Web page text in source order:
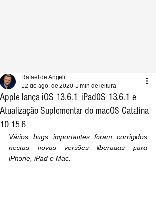
Apple lança iOS 13.6.1, iPadOS 13.6.1 e
Atualização Suplementar do macOS Catalina
10.15.6
Rafael de Angeli
12 de ago. de 2020 1 min de leitura
Vários bugs importantes foram corrigidos
nestas novas versões liberadas para
iPhone, iPad e Mac.